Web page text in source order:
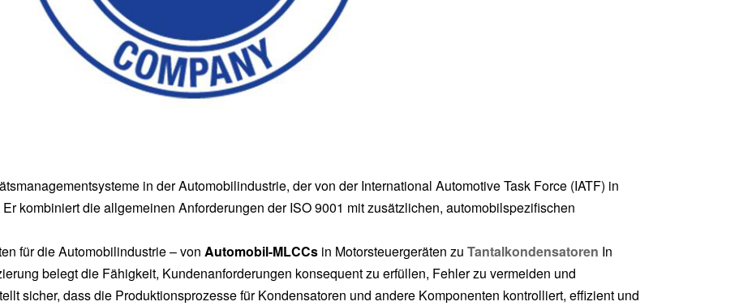
in der Automobilindustrie, der von der International Automotive Task Force (IATF) in
kombiniert die allgemeinen Anforderungen der ISO 9001 mit zusätzlichen, automobilspezifischen
für die Automobilindustrie – vonAutomobil-MLCCs in Motorsteuergeräten zuTantalkondensatoren In
belegt die Fähigkeit, Kundenanforderungen konsequent zu erfüllen, Fehler zu vermeiden und
sicher, dass die Produktionsprozesse für Kondensatoren und andere Komponenten kontrolliert, effizient und